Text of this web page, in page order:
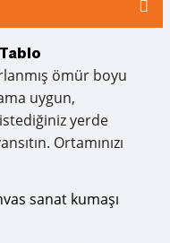
ömür boyu
uygun,
yerde
Ortamınızı
sanat kumaşı